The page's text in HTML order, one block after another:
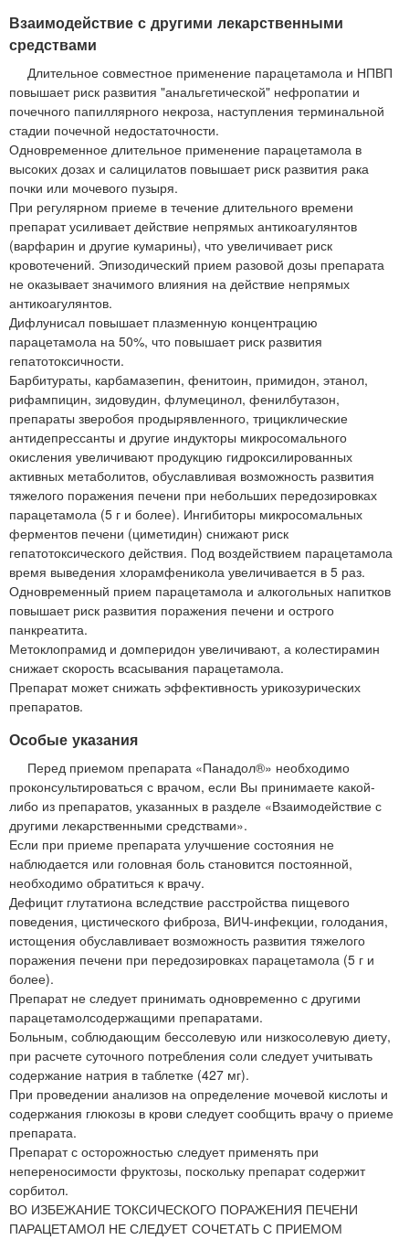
Взаимодействие с другими лекарственными
средствами
Длительное совместное применение парацетамола и НПВП
повышает риск развития "анальгетической" нефропатии и
почечного папиллярного некроза, наступления терминальной
стадии почечной недостаточности.
Одновременное длительное применение парацетамола в
высоких дозах и салицилатов повышает риск развития рака
почки или мочевого пузыря.
При регулярном приеме в течение длительного времени
препарат усиливает действие непрямых антикоагулянтов
(варфарин и другие кумарины), что увеличивает риск
кровотечений. Эпизодический прием разовой дозы препарата
не оказывает значимого влияния на действие непрямых
антикоагулянтов.
Дифлунисал повышает плазменную концентрацию
парацетамола на 50%, что повышает риск развития
гепатотоксичности.
Барбитураты, карбамазепин, фенитоин, примидон, этанол,
рифампицин, зидовудин, флумецинол, фенилбутазон,
препараты зверобоя продырявленного, трициклические
антидепрессанты и другие индукторы микросомального
окисления увеличивают продукцию гидроксилированных
активных метаболитов, обуславливая возможность развития
тяжелого поражения печени при небольших передозировках
парацетамола (5 г и более). Ингибиторы микросомальных
ферментов печени (циметидин) снижают риск
гепатотоксического действия. Под воздействием парацетамола
время выведения хлорамфеникола увеличивается в 5 раз.
Одновременный прием парацетамола и алкогольных напитков
повышает риск развития поражения печени и острого
панкреатита.
Метоклопрамид и домперидон увеличивают, а колестирамин
снижает скорость всасывания парацетамола.
Препарат может снижать эффективность урикозурических
препаратов.
Особые указания
Перед приемом препарата «Панадол®» необходимо
проконсультироваться с врачом, если Вы принимаете какой-
либо из препаратов, указанных в разделе «Взаимодействие с
другими лекарственными средствами».
Если при приеме препарата улучшение состояния не
наблюдается или головная боль становится постоянной,
необходимо обратиться к врачу.
Дефицит глутатиона вследствие расстройства пищевого
поведения, цистического фиброза, ВИЧ-инфекции, голодания,
истощения обуславливает возможность развития тяжелого
поражения печени при передозировках парацетамола (5 г и
более).
Препарат не следует принимать одновременно с другими
парацетамолсодержащими препаратами.
Больным, соблюдающим бессолевую или низкосолевую диету,
при расчете суточного потребления соли следует учитывать
содержание натрия в таблетке (427 мг).
При проведении анализов на определение мочевой кислоты и
содержания глюкозы в крови следует сообщить врачу о приеме
препарата.
Препарат с осторожностью следует применять при
непереносимости фруктозы, поскольку препарат содержит
сорбитол.
ВО ИЗБЕЖАНИЕ ТОКСИЧЕСКОГО ПОРАЖЕНИЯ ПЕЧЕНИ
ПАРАЦЕТАМОЛ НЕ СЛЕДУЕТ СОЧЕТАТЬ С ПРИЕМОМ